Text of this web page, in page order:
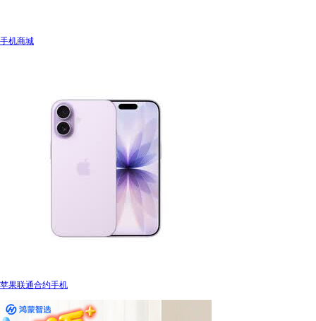
手机商城
苹果联通合约手机